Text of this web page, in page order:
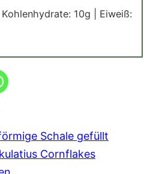
Kohlenhydrate: 10g
Eiweiß: